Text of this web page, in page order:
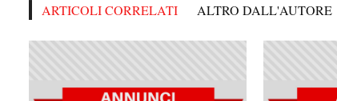
ARTICOLI CORRELATI ALTRO DALL'AUTORE